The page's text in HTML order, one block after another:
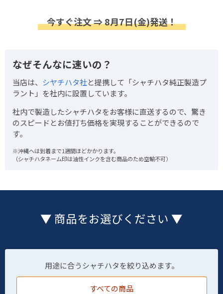
今すぐ注文 ⇒ 8月7日(金)発送！
なぜそんなに速いの？
当店は、 シヤチハタ社と提携して「シャチハタ純正製造プ
ラント」を社内に設置しています。
社内で製造したシャチハタをお客様に直送するので、驚き
のスピードとお値打ち価格を実現することができるので
す。
※沖縄へは到着まで1週間ほどかかります。
（シャチハタネーム印は油性インクを含む商品のため空輸不可）
▼ 商品をお選びください ▼
用途に合うシャチハタを絞り込めます。
すべての商品